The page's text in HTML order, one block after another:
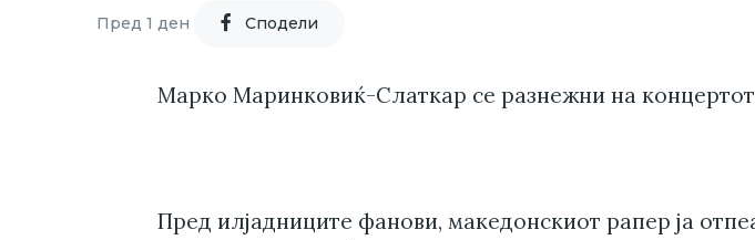
Пред 1 ден Cподели
Марко Маринковиќ-Слаткар се разнежни на
Пред илјадниците фанови, македонскиот рапер ја